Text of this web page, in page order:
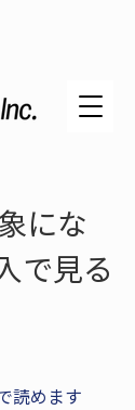
にな
で見る
読めます